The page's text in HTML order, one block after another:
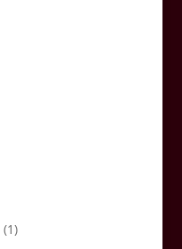
(1)